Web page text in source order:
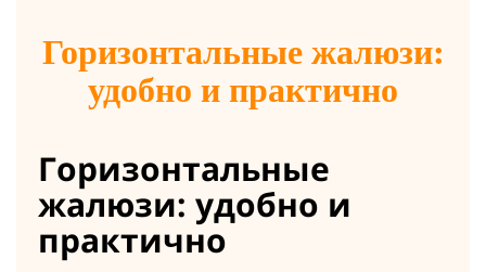
Горизонтальные жалюзи:
удобно и практично
Горизонтальные
жалюзи: удобно и
практично